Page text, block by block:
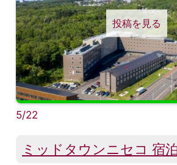
投稿を見る
5/22
ミッドタウンニセコ 宿